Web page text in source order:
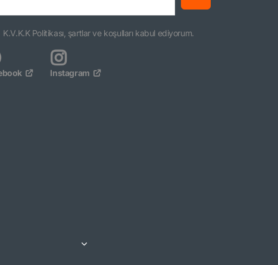
K.V.K.K Politikası, şartlar ve koşulları kabul ediyorum.
Instagram